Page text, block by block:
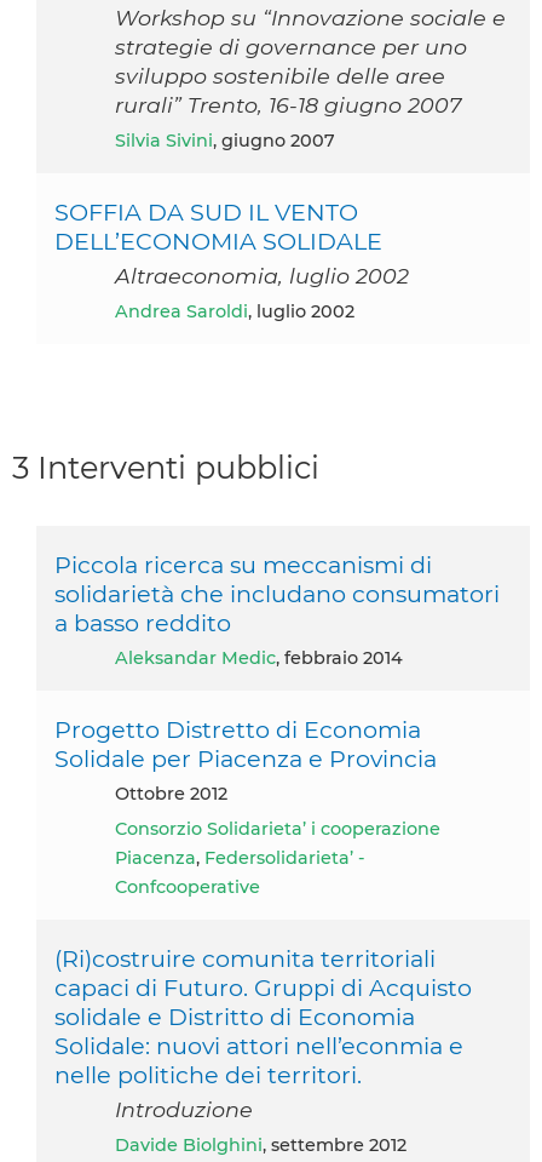
Workshop su “Innovazione sociale e
strategie di governance per uno
sviluppo sostenibile delle aree
rurali” Trento, 16-18 giugno 2007
Silvia Sivini, giugno 2007
SOFFIA DA SUD IL VENTO
DELL’ECONOMIA SOLIDALE
Altraeconomia, luglio 2002
Andrea Saroldi, luglio 2002
3 Interventi pubblici
Piccola ricerca su meccanismi di
solidarietà che includano consumatori
a basso reddito
Aleksandar Medic, febbraio 2014
Progetto Distretto di Economia
Solidale per Piacenza e Provincia
ottobre 2012
Consorzio Solidarieta’ i cooperazione
Piacenza, Federsolidarieta’ -
Confcooperative
(Ri)costruire comunita territoriali
capaci di Futuro. Gruppi di Acquisto
solidale e Distritto di Economia
Solidale: nuovi attori nell’econmia e
nelle politiche dei territori.
Introduzione
Davide Biolghini, settembre 2012